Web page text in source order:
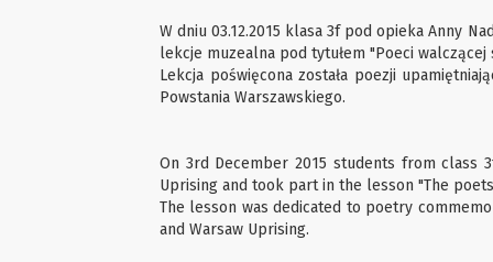
W dniu 03.12.2015 klasa 3f pod opieka Anny
lekcje muzealna pod tytułem "Poeci walczącej
Lekcja poświęcona została poezji
Powstania Warszawskiego.
On 3rd December 2015 students from class
Uprising and took part in the lesson "The
The lesson was dedicated to poetry
and Warsaw Uprising.